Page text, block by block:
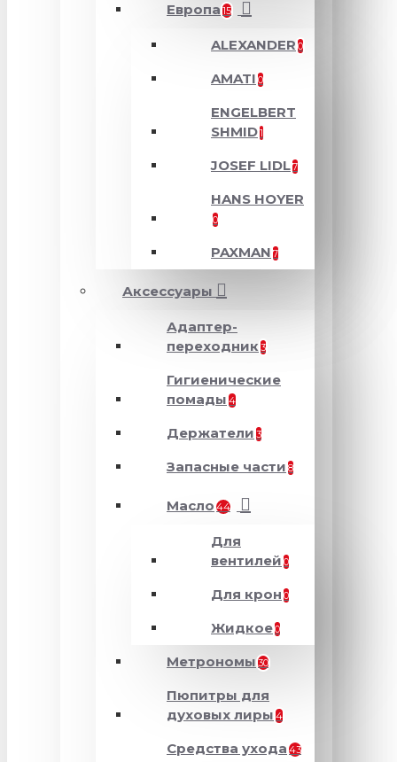
Европа 15
ALEXANDER 0
AMATI 0
ENGELBERT
SHMID1
JOSEF LIDL7
HANS HOYER
0
PAXMAN 7
Аксессуары
Адаптер-
переходник 3
Гигиенические
помады 4
Держатели 3
Запасные части 8
Масло 44
Для
вентилей 0
Для крон 0
Жидкое0
Метрономы 30
Пюпитры для
духовых лиры 4
Средства ухода 43